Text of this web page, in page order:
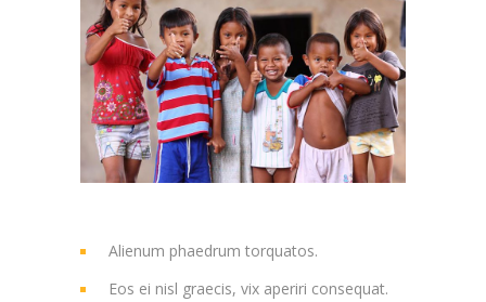
Alienum phaedrum torquatos.
Eos ei nisl graecis, vix aperiri consequat.